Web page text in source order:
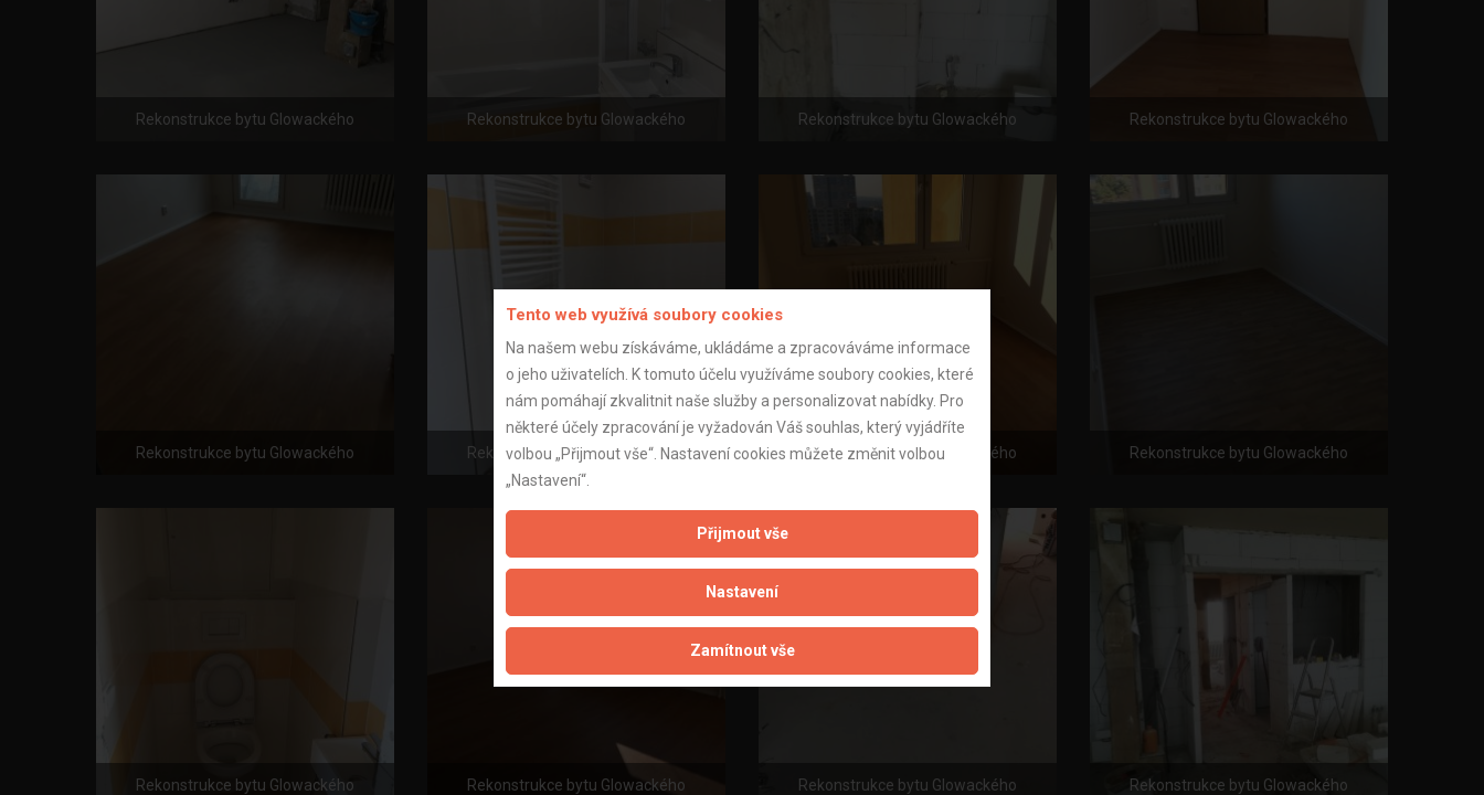
Rekonstrukce bytu Glowackého Rekonstrukce bytu Glowackého Rekonstrukce bytu Glowackého Rekonstrukce bytu Glowackého
Rekonstrukce bytu Glowackého Rekonstrukce bytu Glowackého Rekonstrukce bytu Glowackého Rekonstrukce bytu Glowackého
Rekonstrukce bytu Glowackého Rekonstrukce bytu Glowackého Rekonstrukce bytu Glowackého Rekonstrukce bytu Glowackého
Tento web využívá soubory cookies
Na našem webu získáváme, ukládáme a zpracováváme informace
o jeho uživatelích. K tomuto účelu využíváme soubory cookies, které
nám pomáhají zkvalitnit naše služby a personalizovat nabídky. Pro
některé účely zpracování je vyžadován Váš souhlas, který vyjádříte
volbou „Přijmout vše“. Nastavení cookies můžete změnit volbou
„Nastavení“.
Přijmout vše
Nastavení
Zamítnout vše